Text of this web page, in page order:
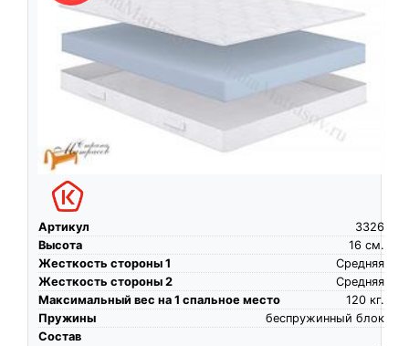
Артикул
3326
Высота
см.
16
Жесткость стороны 1
Средняя
Жесткость стороны 2
Средняя
Максимальный вес на 1 спальное место
кг.
120
Пружины
беспружинный блок
Состав